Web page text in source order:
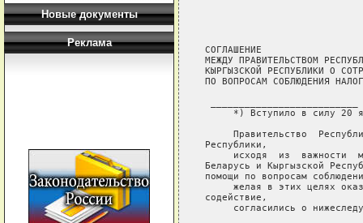
Новые документы
Реклама
СОГЛАШЕНИЕ
МЕЖДУ ПРАВИТЕЛЬСТВОМ
КЫРГЫЗСКОЙ РЕСПУБЛИКИ О
ПО ВОПРОСАМ СОБЛЮДЕНИЯ
*) Вступило в силу 20
Правительство
Республики,
исходя  из  важности
Беларусь и Кыргызской
помощи по вопросам
желая в этих целях
содействие,
согласились о